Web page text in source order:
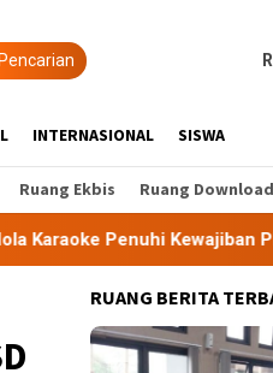
Pencarian
INTERNASIONAL SISWA
Ruang Ekbis Ruang Download
PBG dan SLF
RUANG BERITA